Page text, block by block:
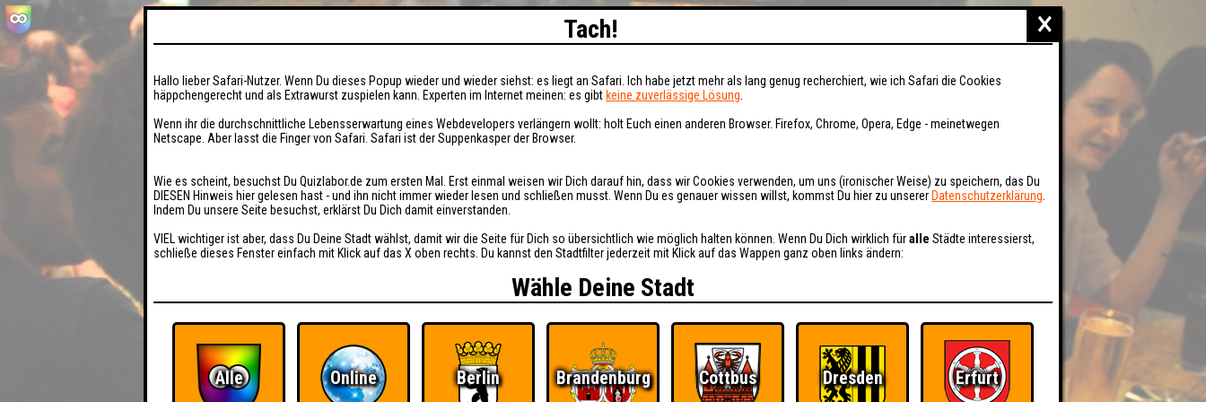
×
Tach!
Hallo lieber Safari-Nutzer. Wenn Du dieses Popup wieder und wieder siehst: es liegt an Safari. Ich habe jetzt mehr als lang genug recherchiert, wie ich Safari die Cookies
häppchengerecht und als Extrawurst zuspielen kann. Experten im Internet meinen: es gibt keine zuverlässige Lösung
Wenn ihr die durchschnittliche Lebensserwartung eines Webdevelopers verlängern wollt: holt Euch einen anderen Browser. Firefox, Chrome, Opera, Edge - meinetwegen
Netscape. Aber lasst die Finger von Safari. Safari ist der Suppenkasper der Browser.
Wie es scheint, besuchst Du Quizlabor.de zum ersten Mal. Erst einmal weisen wir Dich darauf hin, dass wir Cookies verwenden, um uns (ironischer Weise) zu speichern, das Du
DIESEN Hinweis hier gelesen hast - und ihn nicht immer wieder lesen und schließen musst. Wenn Du es genauer wissen willst, kommst Du hier zu unserer Datenschutzerklärung
Indem Du unsere Seite besuchst, erklärst Du Dich damit einverstanden.
VIEL wichtiger ist aber, dass Du Deine Stadt wählst, damit wir die Seite für Dich so übersichtlich wie möglich halten können. Wenn Du Dich wirklich füralle Städte interessierst,
schließe dieses Fenster einfach mit Klick auf das X oben rechts. Du kannst den Stadtfilter jederzeit mit Klick auf das Wappen ganz oben links ändern:
Wähle Deine Stadt
Alle Online Berlin Brandenburg Cottbus Dresden Erfurt